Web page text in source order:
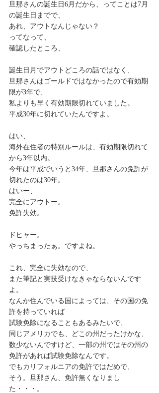
旦那さんの誕生日6月だから、ってことは7月
の誕生日までで、
あれ、アウトなんじゃない？
ってなって、
確認したところ、
誕生日月でアウトどころの話ではなく、
旦那さんはゴールドではなかったので有効期
限が3年で、
私よりも早く有効期限切れていました。
平成30年に切れていたんですよ。
はい、
海外在住者の特別ルールは、有効期限切れて
から3年以内。
今年は平成でいうと34年、旦那さんの免許が
切れたのは30年。
はいー、
完全にアウトー。
免許失効。
ドヒャー。
やっちまったぁ。ですよね。
これ、完全に失効なので、
また筆記と実技受けなきゃならないんです
よ。
なんか住んでいる国によっては、その国の免
許を持っていれば
試験免除になることもあるみたいで、
同じアメリカでも、どこの州だったけかな、
数少ないんですけど、一部の州ではその州の
免許があれば試験免除なんです。
でもカリフォルニアの免許ではだめで、
そう。旦那さん、免許無くなりまし
た・・・。